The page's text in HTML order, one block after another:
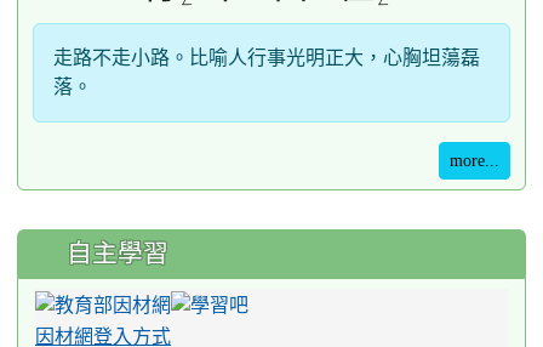
走路不走小路。比喻人行事光明正大，心胸坦蕩磊
落。
more...
自主學習
因材網登入方式